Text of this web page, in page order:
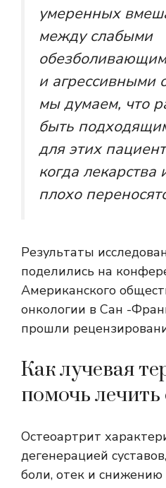
умеренных
между слабыми
и агрессивными
мы думаем, что
быть
для этих
когда
плохо
Результаты
поделились на
Американского
онкологии в Сан -
прошли
Как лучевая
помочь лечить
Остеоартрит
дегенерацией
боли, отек и